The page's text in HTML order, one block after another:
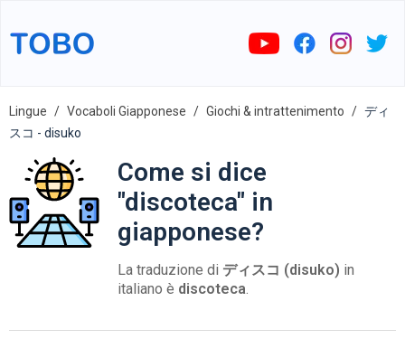
Lingue Vocaboli Giapponese Giochi & intrattenimento
ディ
スコ - disuko
Come si dice
"discoteca" in
giapponese?
La traduzione di ディスコ (disuko) in
italiano è discoteca.